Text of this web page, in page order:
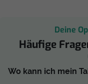
Deine
Häufige
Wo kann ich mein